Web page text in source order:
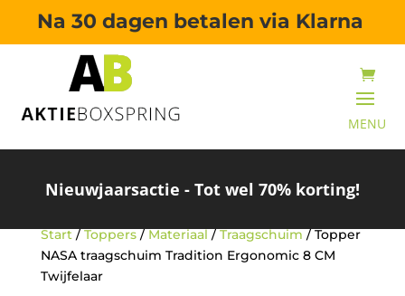
Na 30 dagen betalen via Klarna
Nieuwjaarsactie - Tot wel 70% korting!
Start/Toppers/Materiaal/Traagschuim/ Topper
NASA traagschuim Tradition Ergonomic 8 CM
Twijfelaar